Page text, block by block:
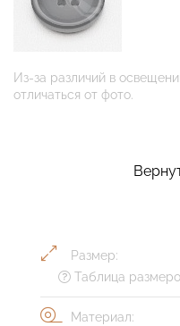
Из-за различий в
отличаться от фото.
Размер:
Таблица
Материал: